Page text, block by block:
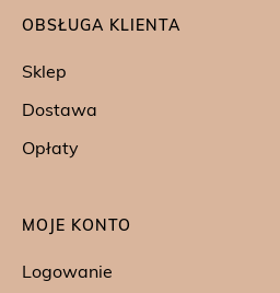
OBSŁUGA KLIENTA
Sklep
Dostawa
Opłaty
MOJE KONTO
Logowanie